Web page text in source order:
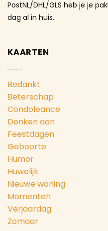
PostNL/DHL/GLS heb je je
dag al in huis.
KAARTEN
Bedankt
Beterschap
Condoleance
Denken aan
Feestdagen
Geboorte
Humor
Huwelijk
Nieuwe woning
Momenten
Verjaardag
Zomaar